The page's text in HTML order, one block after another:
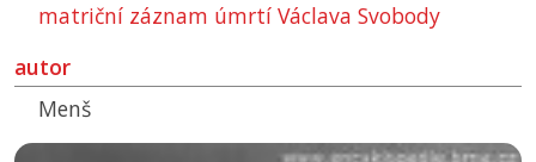
matriční záznam úmrtí Václava Svobody
autor
Menš